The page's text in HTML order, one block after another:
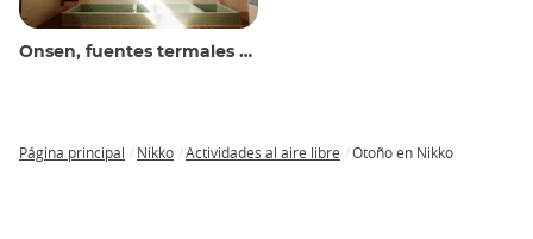
Onsen, fuentes termales y baños públicos
Página principal Nikko Actividades al aire libre Otoño en Nikko